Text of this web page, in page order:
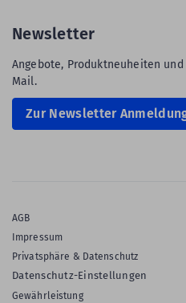
Newsletter
Angebote, Produktneuheiten
Mail.
Zur Newsletter
AGB
Impressum
Privatsphäre & Datenschutz
Datenschutz-Einstellungen
Gewährleistung